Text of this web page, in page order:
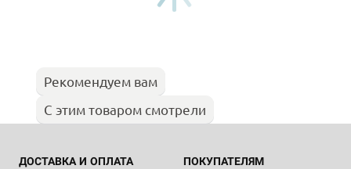
Рекомендуем вам
С этим товаром смотрели
ДОСТАВКА И ОПЛАТА ПОКУПАТЕЛЯМ